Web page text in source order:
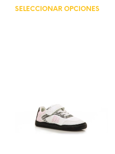
SELECCIONAR OPCIONES